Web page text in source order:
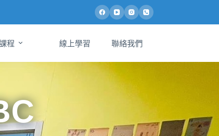
程 線上學習 聯絡我們